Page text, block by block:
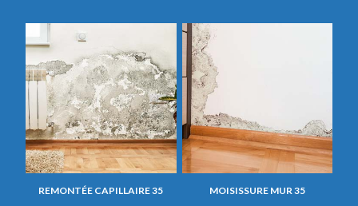
REMONTÉE CAPILLAIRE 35 MOISISSURE MUR 35